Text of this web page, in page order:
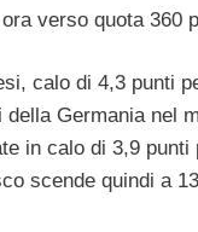
verso quota 360
calo di 4,3 punti
Germania nel
in calo di 3,9
scende quindi a